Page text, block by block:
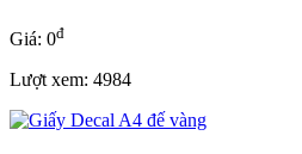
Giá: 0đ
Lượt xem: 4984